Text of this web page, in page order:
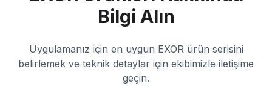
Bilgi Alın
Uygulamanız için en uygun EXOR ürün serisini
belirlemek ve teknik detaylar için ekibimizle iletişime
geçin.